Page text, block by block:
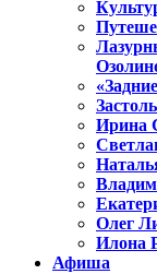
Ирина
Олег
Илона
Афиша